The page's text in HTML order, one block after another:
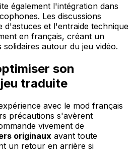
également l'intégration dans
Les discussions
d'astuces et l'entraide technique
en français, créant un
autour du jeu vidéo.
son
traduite
avec le mod français
précautions s'avèrent
vivement de
originaux avant toute
un retour en arrière si